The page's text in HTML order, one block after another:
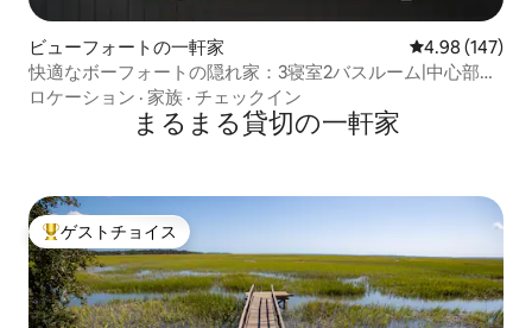
ビューフォートの一軒家 レビュー147
4.98 (147)
快適なボーフォートの隠れ家：3寝室2バスルーム|中心部に
位置
ロケーション · 家族 · チェックイン
まるまる貸切の一軒家
大好評のゲストチョイスです。
ゲストチョイス